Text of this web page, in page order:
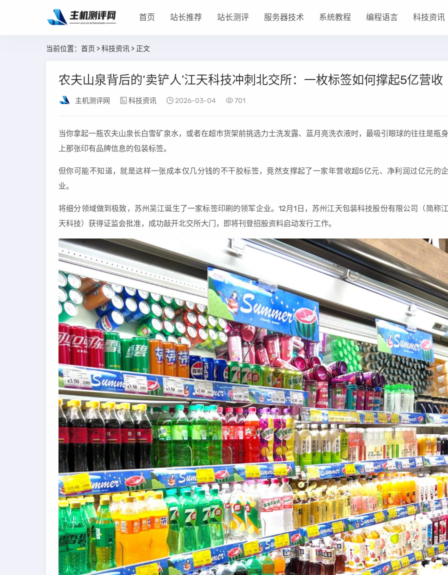
首页 站长推荐 站长测评 服务器技术 系统教程 编程语言 科技资讯
当前位置： 首页 >科技资讯 > 正文
农夫山泉背后的‘卖铲人’江天科技冲刺北交所：一枚标签如何撑起5亿营收
主机测评网 科技资讯 2026-03-04 701
当你拿起一瓶农夫山泉长白雪矿泉水，或者在超市货架前挑选力士洗发露、蓝月亮洗衣液时，最吸引眼球的往往是瓶身
上那张印有品牌信息的包装标签。
但你可能不知道，就是这样一张成本仅几分钱的不干胶标签，竟然支撑起了一家年营收超5亿元、净利润过亿元的企
业。
将细分领域做到极致，苏州吴江诞生了一家标签印刷的领军企业。12月1日，苏州江天包装科技股份有限公司（简称江
天科技）获得证监会批准，成功敲开北交所大门，即将刊登招股资料启动发行工作。